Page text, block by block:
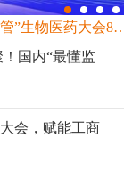
20+监管与首席审评专家齐聚！国内“最
国内“最懂监
会，赋能工商